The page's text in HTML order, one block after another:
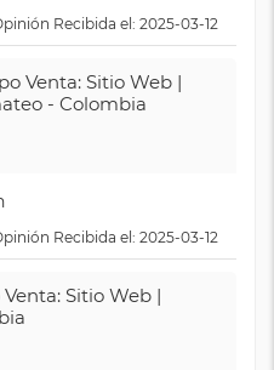
Recibida el: 2025-03-12
Venta: Sitio Web |
- Colombia
Recibida el: 2025-03-12
Venta: Sitio Web |